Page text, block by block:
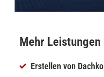
Mehr Leistungen
Erstellen von